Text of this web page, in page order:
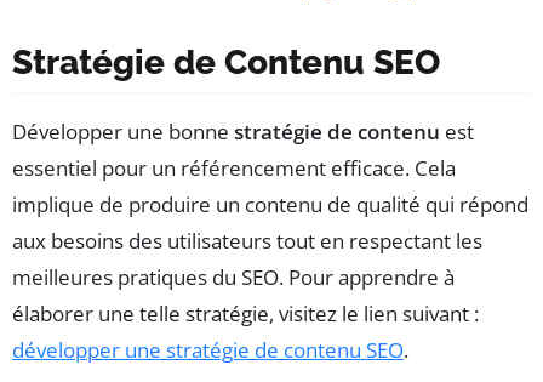
Stratégie de Contenu SEO
Développer une bonne stratégie de contenu est
essentiel pour un référencement efficace. Cela
implique de produire un contenu de qualité qui répond
aux besoins des utilisateurs tout en respectant les
meilleures pratiques du SEO. Pour apprendre à
élaborer une telle stratégie, visitez le lien suivant :
développer une stratégie de contenu SEO.